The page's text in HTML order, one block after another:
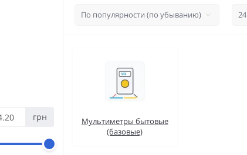
грн
Мультиметры бытовые
(базовые)